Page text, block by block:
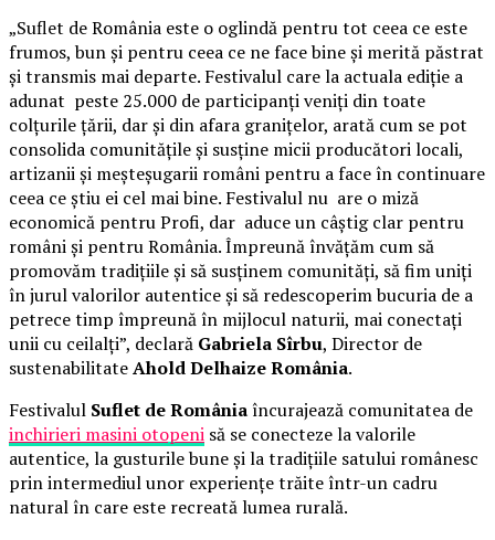
„Suflet de România este o oglindă pentru tot ceea ce este
frumos, bun și pentru ceea ce ne face bine și merită păstrat
și transmis mai departe. Festivalul care la actuala ediție a
adunat peste 25.000 de participanți veniți din toate
colțurile țării, dar și din afara granițelor, arată cum se pot
consolida comunitățile și susține micii producători locali,
artizanii și meșteșugarii români pentru a face în continuare
ceea ce știu ei cel mai bine. Festivalul nu are o miză
economică pentru Profi, dar aduce un câștig clar pentru
români și pentru România. Împreună învățăm cum să
promovăm tradițiile și să susținem comunități, să fim uniți
în jurul valorilor autentice și să redescoperim bucuria de a
petrece timp împreună în mijlocul naturii, mai conectați
unii cu ceilalți”, declară Gabriela Sîrbu, Director de
sustenabilitateAhold Delhaize România.
Festivalul Suflet de Româniaîncurajează comunitatea de
inchirieri masini otopeni să se conecteze la valorile
autentice, la gusturile bune și la tradițiile satului românesc
prin intermediul unor experiențe trăite într-un cadru
natural în care este recreată lumea rurală.